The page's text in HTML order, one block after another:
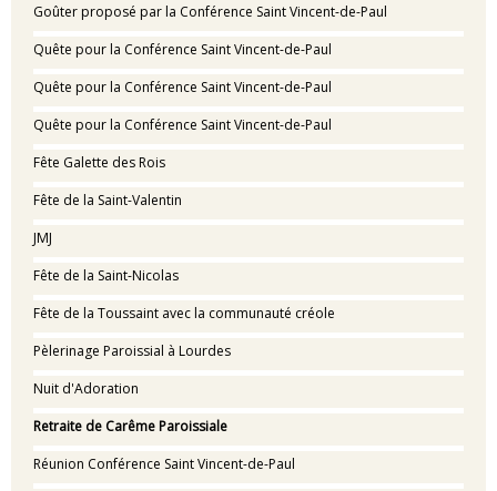
Goûter proposé par la Conférence Saint Vincent-de-Paul
Quête pour la Conférence Saint Vincent-de-Paul
Quête pour la Conférence Saint Vincent-de-Paul
Quête pour la Conférence Saint Vincent-de-Paul
Fête Galette des Rois
Fête de la Saint-Valentin
JMJ
Fête de la Saint-Nicolas
Fête de la Toussaint avec la communauté créole
Pèlerinage Paroissial à Lourdes
Nuit d'Adoration
Retraite de Carême Paroissiale
Réunion Conférence Saint Vincent-de-Paul